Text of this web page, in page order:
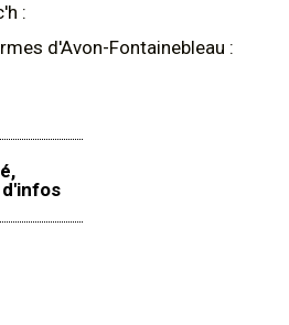
:
d'Avon-Fontainebleau :